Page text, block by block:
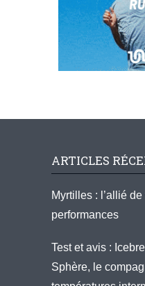
ARTICLES
Myrtilles : l’allié
performances
Test et avis :
Sphère, le